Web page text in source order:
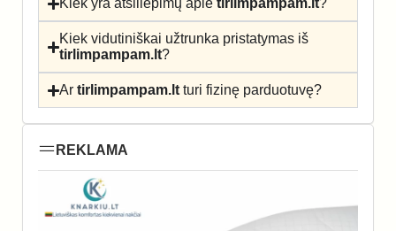
Kiek yra atsiliepimų apietirlimpampam.lt?
Kiek vidutiniškai užtrunka pristatymas iš
tirlimpampam.lt?
Artirlimpampam.lt turi fizinę parduotuvę?
REKLAMA